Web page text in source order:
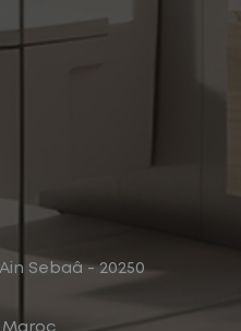
Sebaâ - 20250